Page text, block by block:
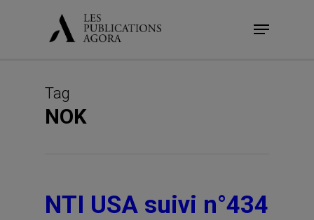
Menu
Tag
NOK
NTI USA suivi n°434